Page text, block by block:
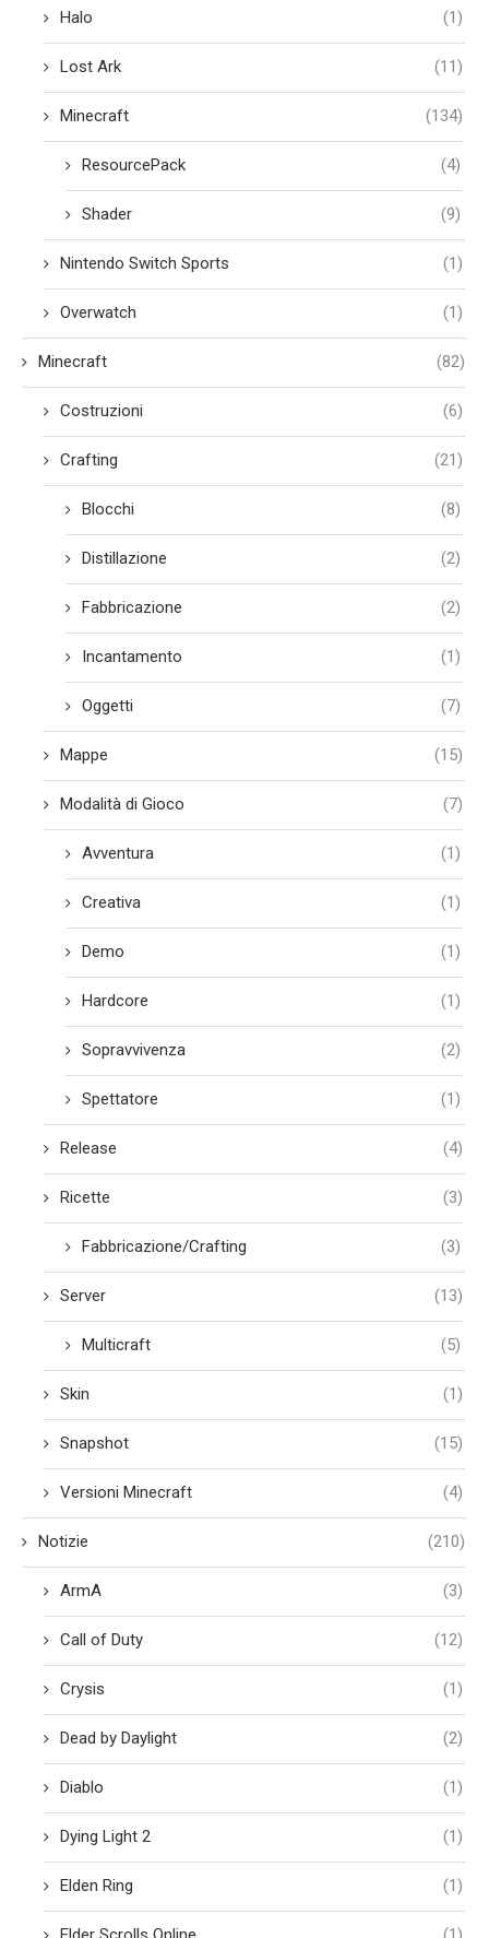
Halo (1)
Lost Ark (11)
Minecraft (134)
ResourcePack (4)
Shader (9)
Nintendo Switch Sports (1)
Overwatch (1)
Minecraft (82)
Costruzioni (6)
Crafting (21)
Blocchi (8)
Distillazione (2)
Fabbricazione (2)
Incantamento (1)
Oggetti (7)
Mappe (15)
Modalità di Gioco (7)
Avventura (1)
Creativa (1)
Demo (1)
Hardcore (1)
Sopravvivenza (2)
Spettatore (1)
Release (4)
Ricette (3)
Fabbricazione/Crafting (3)
Server (13)
Multicraft (5)
Skin (1)
Snapshot (15)
Versioni Minecraft (4)
Notizie (210)
ArmA (3)
Call of Duty (12)
Crysis (1)
Dead by Daylight (2)
Diablo (1)
Dying Light 2 (1)
Elden Ring (1)